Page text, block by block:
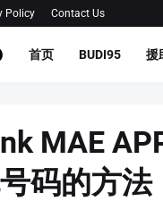
Policy Contact Us
首页 BUDI95 援
MAE
码的方法